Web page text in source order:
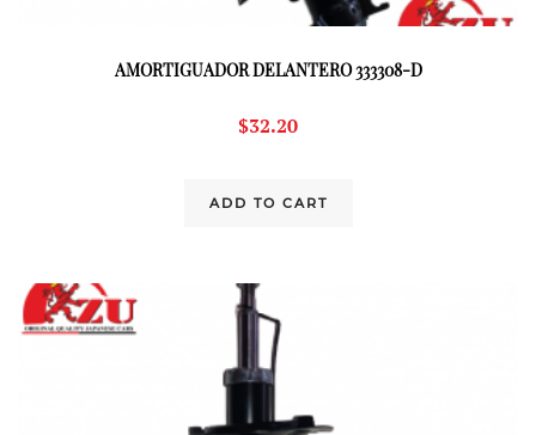
AMORTIGUADOR DELANTERO 333308-D
$32.20
ADD TO CART